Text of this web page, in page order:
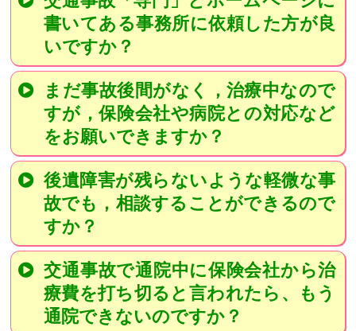
書いてある事務所に依頼した方が良
いですか？
まだ事故後間がなく，治療中なので
すが，保険会社や病院との対応など
をお願いできますか？
後遺障害が残らないような軽微な事
故でも，相談することができるので
すか？
交通事故で通院中に保険会社から治
療費を打ち切ると言われたら、もう
通院できないのですか？